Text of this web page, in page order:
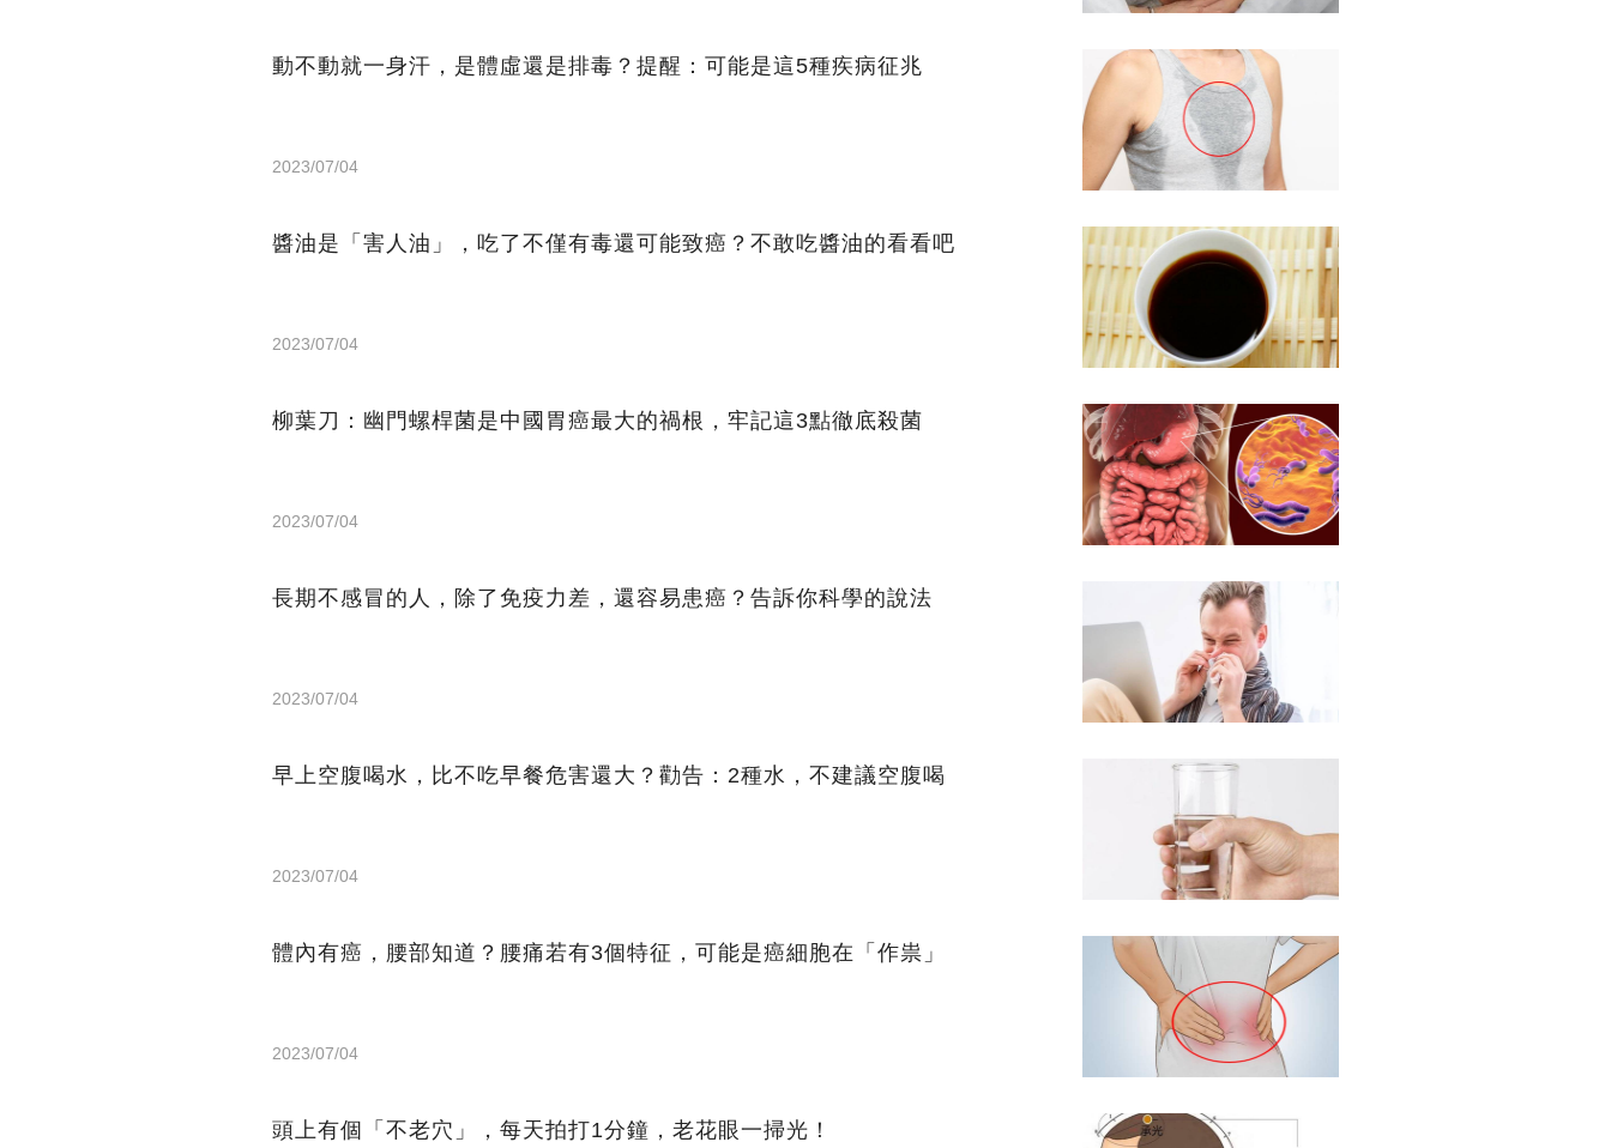
動不動就一身汗，是體虛還是排毒？提醒：可能是這5種疾病征兆
2023/07/04
醬油是「害人油」，吃了不僅有毒還可能致癌？不敢吃醬油的看看吧
2023/07/04
柳葉刀：幽門螺桿菌是中國胃癌最大的禍根，牢記這3點徹底殺菌
2023/07/04
長期不感冒的人，除了免疫力差，還容易患癌？告訴你科學的說法
2023/07/04
早上空腹喝水，比不吃早餐危害還大？勸告：2種水，不建議空腹喝
2023/07/04
體內有癌，腰部知道？腰痛若有3個特征，可能是癌細胞在「作祟」
2023/07/04
頭上有個「不老穴」，每天拍打1分鐘，老花眼一掃光！